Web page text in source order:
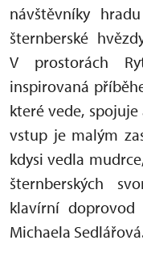
návštěvníky
šternberské
V prostorách
inspirovaná
které vede,
vstup je malým
kdysi vedla
šternberských
klavírní doprovod
Michaela